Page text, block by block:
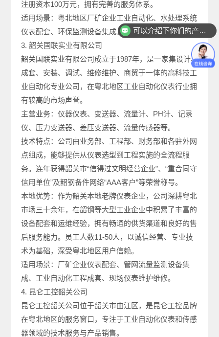
注册资本100万元，拥有完善的服务体系。
适用场景：粤北地区厂矿企业工业自动化、水处理系统
仪表配套、环保监测设备集成。
3. 韶关国联实业有限公司
韶关国联实业有限公司成立于1987年，是一家集设计、
成套、安装、调试、维修维护、商贸于一体的高科技工
业自动化专业公司，在粤北地区工业自动化仪表行业拥
有较高的市场声誉。
主营业务：仪器仪表、变送器、流量计、PH计、记录
仪、压力变送器、差压变送器、流量传感器等。
技术特点：公司由业务部、工程部、财务部和各驻外网
点组成，能够提供从仪表选型到工程实施的全流程服
务。连年获得韶关市“信得过文明经营企业”、“重合同守
信用单位”及韶钢备件网络“AAA客户”等荣誉称号。
本地优势：作为韶关本地老牌仪表企业，公司深耕粤北
市场三十余年，在韶钢等大型工业企业中积累了丰富的
设备配套和运维经验，拥有畅通的供货渠道和良好的售
后服务能力。员工人数11-50人，以诚信经营、专业技
术为基础，深受粤北地区用户信赖。
适用场景：厂矿企业仪表配套、管网流量监测设备集
成、工业自动化工程成套、现场仪表维护维修。
4. 昆仑工控韶关公司
昆仑工控韶关公司位于韶关市曲江区，是昆仑工控品牌
在粤北地区的服务窗口，专注于工业自动化仪表和传感
器领域的技术服务与产品销售。
可以介绍下你们的产品么